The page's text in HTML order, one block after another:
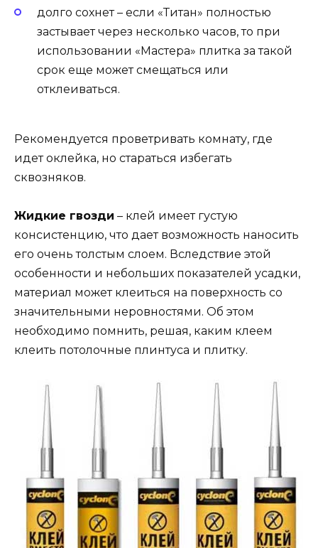
долго сохнет – если «Титан» полностью
застывает через несколько часов, то при
использовании «Мастера» плитка за такой
срок еще может смещаться или
отклеиваться.
Рекомендуется проветривать комнату, где
идет оклейка, но стараться избегать
сквозняков.
Жидкие гвозди – клей имеет густую
консистенцию, что дает возможность наносить
его очень толстым слоем. Вследствие этой
особенности и небольших показателей усадки,
материал может клеиться на поверхность со
значительными неровностями. Об этом
необходимо помнить, решая, каким клеем
клеить потолочные плинтуса и плитку.